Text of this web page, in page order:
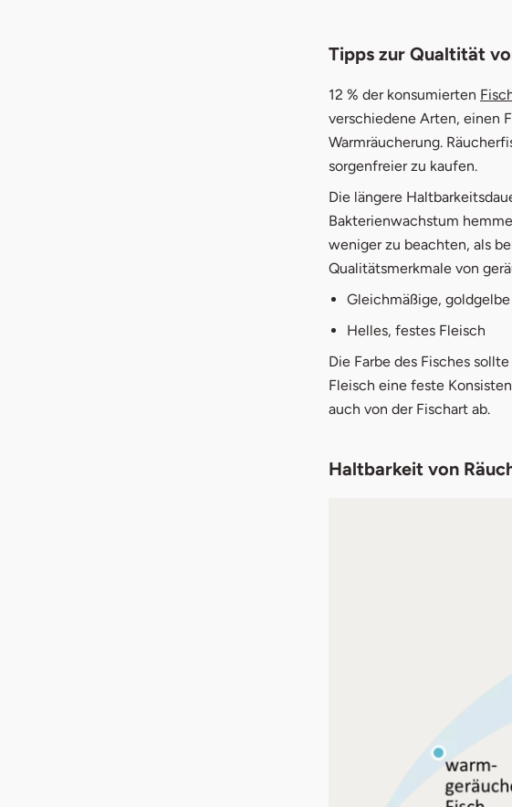
Tipps zur Qualtität
12 % der konsumierten
verschiedene Arten, einen
Warmräucherung.
sorgenfreier zu kaufen.
Die längere
Bakterienwachstum
weniger zu beachten, als
Qualitätsmerkmale von
Gleichmäßige, goldgelbe
Helles, festes Fleisch
Die Farbe des Fisches
Fleisch eine feste
auch von der Fischart ab.
Haltbarkeit von